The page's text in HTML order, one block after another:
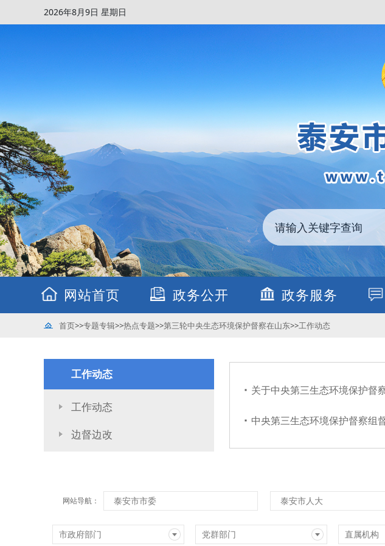
2026年8月9日 星期日
网站首页 政务公开 政务服务
首页>>专题专辑>>热点专题>>第三轮中央生态环境保护督察在山东>>工作动态
工作动态
工作动态
边督边改
关于中央第三生态环境保护督
中央第三生态环境保护督察组
网站导航： 泰安市市委 泰安市人大
市政府部门 党群部门 直属机构